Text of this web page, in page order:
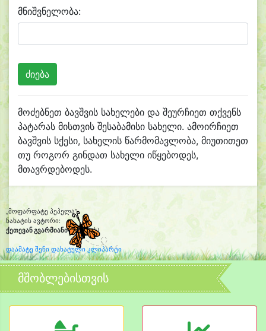
მნიშვნელობა:
მოძებნეთ ბავშვის სახელები და შეურჩიეთ თქვენს
პატარას მისთვის შესაბამისი სახელი. ამოირჩიეთ
ბავშვის სქესი, სახელის წარმომავლობა, მიუთითეთ
თუ როგორ გინდათ სახელი იწყებოდეს,
მთავრდებოდეს.
„მოფარფატე პეპელა“
ნახატის ავტორი:
ქეთევან გვარმიანი(11 წლის)
დაამატე შენი დახატული კლიპარტი
მშობლებისთვის